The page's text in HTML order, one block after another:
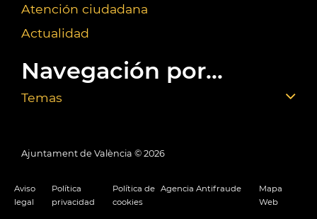
Atención ciudadana
Actualidad
Navegación por...
Temas
Ajuntament de València © 2026
Aviso
legal
Política
privacidad
Política de
cookies
Agencia Antifraude
Mapa
Web